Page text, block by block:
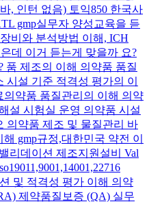
, 인턴 없음) 토익850 한국사
gmp실무자 양성교육을 듣
비와 분석방법 이해, ICH
데 이거 듣는게 맞을까 요?
품 제조의 이해 의약품 품질
설 기준 적격성 평가의 이
약품 품질관리의 이해 의약
설 시험실 운영 의약품 시설
의약품 제조 및 물질관리 바
gmp규정,대한민국 약전 이
리데이션 제조지원설비 Val
및 적격성 평가 이해 의약
제약품질보증 (QA) 실무